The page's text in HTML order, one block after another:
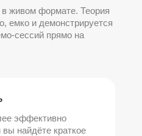
живом формате. Теория
емко и демонстрируется
сессий прямо на
эффективно
найдёте краткое